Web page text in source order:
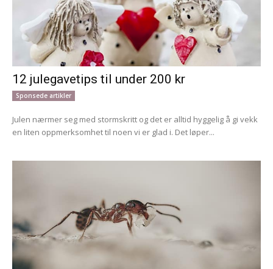
12 julegavetips til under 200 kr
Sponsede artikler
Julen nærmer seg med stormskritt og det er alltid hyggelig å gi vekk
en liten oppmerksomhet til noen vi er glad i. Det løper...